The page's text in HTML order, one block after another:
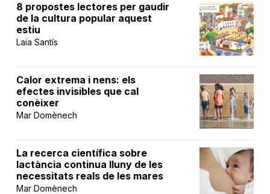
8 propostes lectores per gaudir
de la cultura popular aquest
estiu
Laia Santís
Calor extrema i nens: els
efectes invisibles que cal
conèixer
Mar Domènech
La recerca científica sobre
lactància continua lluny de les
necessitats reals de les mares
Mar Domènech